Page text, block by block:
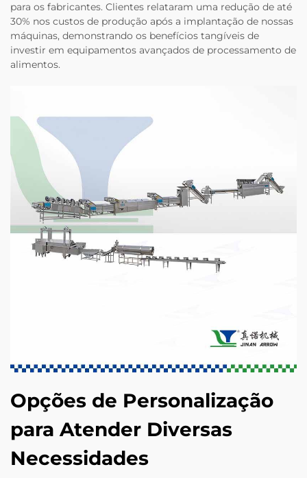
para os fabricantes. Clientes relataram uma redução de até
30% nos custos de produção após a implantação de nossas
máquinas, demonstrando os benefícios tangíveis de
investir em equipamentos avançados de processamento de
alimentos.
Opções de Personalização
para Atender Diversas
Necessidades